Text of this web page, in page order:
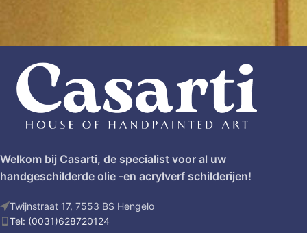
Welkom bij Casarti, de specialist voor al uw
handgeschilderde olie -en acrylverf schilderijen!
Twijnstraat 17, 7553 BS Hengelo
Tel: (0031)628720124